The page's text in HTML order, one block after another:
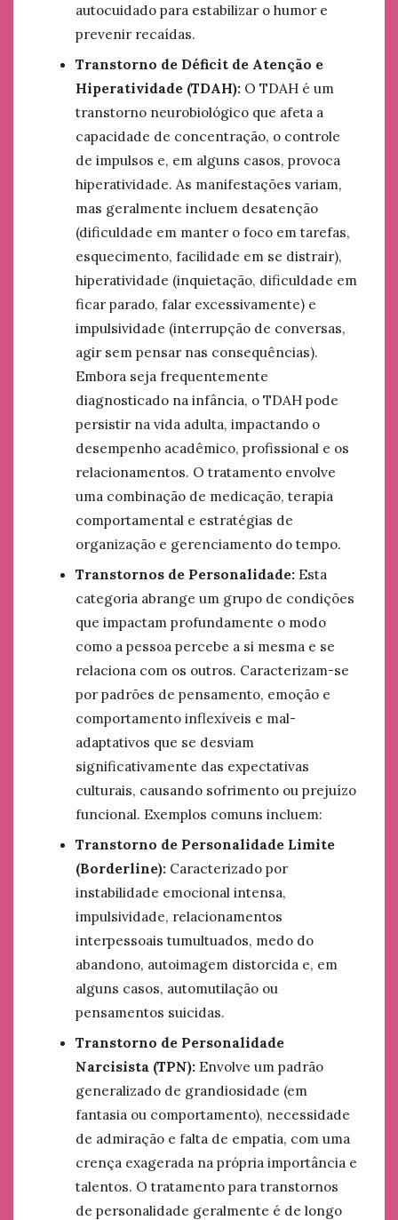
autocuidado para estabilizar o humor e
prevenir recaídas.
Transtorno de Déficit de Atenção e
Hiperatividade (TDAH): O TDAH é um
transtorno neurobiológico que afeta a
capacidade de concentração, o controle
de impulsos e, em alguns casos, provoca
hiperatividade. As manifestações variam,
mas geralmente incluem desatenção
(dificuldade em manter o foco em tarefas,
esquecimento, facilidade em se distrair),
hiperatividade (inquietação, dificuldade em
ficar parado, falar excessivamente) e
impulsividade (interrupção de conversas,
agir sem pensar nas consequências).
Embora seja frequentemente
diagnosticado na infância, o TDAH pode
persistir na vida adulta, impactando o
desempenho acadêmico, profissional e os
relacionamentos. O tratamento envolve
uma combinação de medicação, terapia
comportamental e estratégias de
organização e gerenciamento do tempo.
Transtornos de Personalidade: Esta
categoria abrange um grupo de condições
que impactam profundamente o modo
como a pessoa percebe a si mesma e se
relaciona com os outros. Caracterizam-se
por padrões de pensamento, emoção e
comportamento inflexíveis e mal-
adaptativos que se desviam
significativamente das expectativas
culturais, causando sofrimento ou prejuízo
funcional. Exemplos comuns incluem:
Transtorno de Personalidade Limite
(Borderline): Caracterizado por
instabilidade emocional intensa,
impulsividade, relacionamentos
interpessoais tumultuados, medo do
abandono, autoimagem distorcida e, em
alguns casos, automutilação ou
pensamentos suicidas.
Transtorno de Personalidade
Narcisista (TPN): Envolve um padrão
generalizado de grandiosidade (em
fantasia ou comportamento), necessidade
de admiração e falta de empatia, com uma
crença exagerada na própria importância e
talentos. O tratamento para transtornos
de personalidade geralmente é de longo